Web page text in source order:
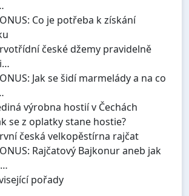
Co je potřeba k získání
české džemy pravidelně
Jak se šidí marmelády a na co
výrobna hostií v Čechách
z oplatky stane hostie?
velkopěstírna rajčat
Rajčatový Bajkonur aneb jak
pořady